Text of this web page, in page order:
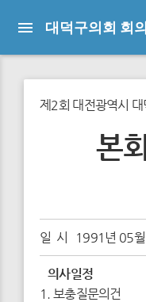
대덕구의회 회
제2회 대전광역시 대
본
일 시 1991년 05월
의사일정
1. 보충질문의건